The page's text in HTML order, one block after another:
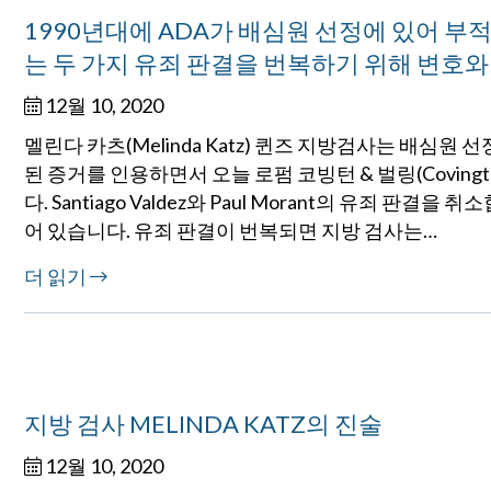
1990년대에 ADA가 배심원 선정에 있어 부
는 두 가지 유죄 판결을 번복하기 위해 변호
12월 10, 2020
멜린다 카츠(Melinda Katz) 퀸즈 지방검사는 배심원
된 증거를 인용하면서 오늘 로펌 코빙턴 & 벌링
다. Santiago Valdez와 Paul Morant의 유죄 판결을 취
어 있습니다. 유죄 판결이 번복되면 지방 검사는…
더 읽기
지방 검사 MELINDA KATZ의 진술
12월 10, 2020